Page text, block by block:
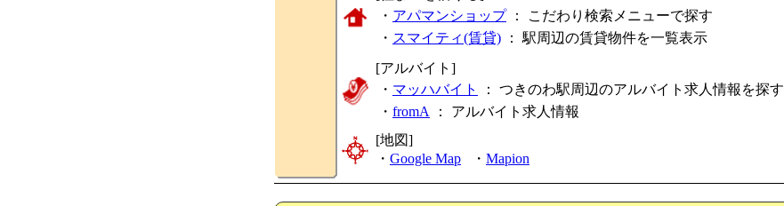
・ アパマンショップ： こだわり検索メニューで探す
・ スマイティ(賃貸) ： 駅周辺の賃貸物件を一覧表示
[アルバイト]
・ マッハバイト
： つきのわ駅周辺のアルバイト求人情報を探す
・ fromA ： アルバイト求人情報
[地図]
・ Google Map ・ Mapion